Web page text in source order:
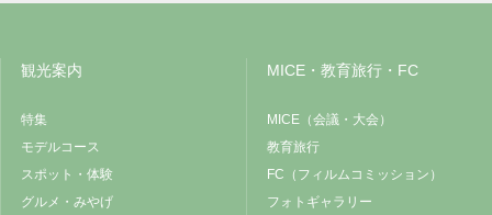
観光案内
特集
モデルコース
スポット・体験
グルメ・みやげ
MICE・教育旅行・FC
MICE（会議・大会）
教育旅行
FC（フィルムコミッション）
フォトギャラリー